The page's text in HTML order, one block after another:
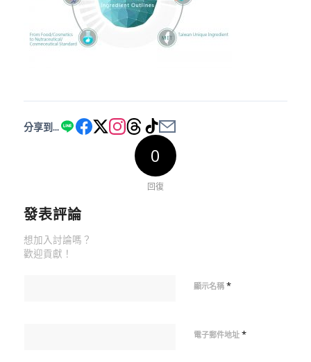
分享到...
0
回復
發表評論
想加入討論嗎？
歡迎貢獻！
顯示名稱 *
電子郵件地址 *